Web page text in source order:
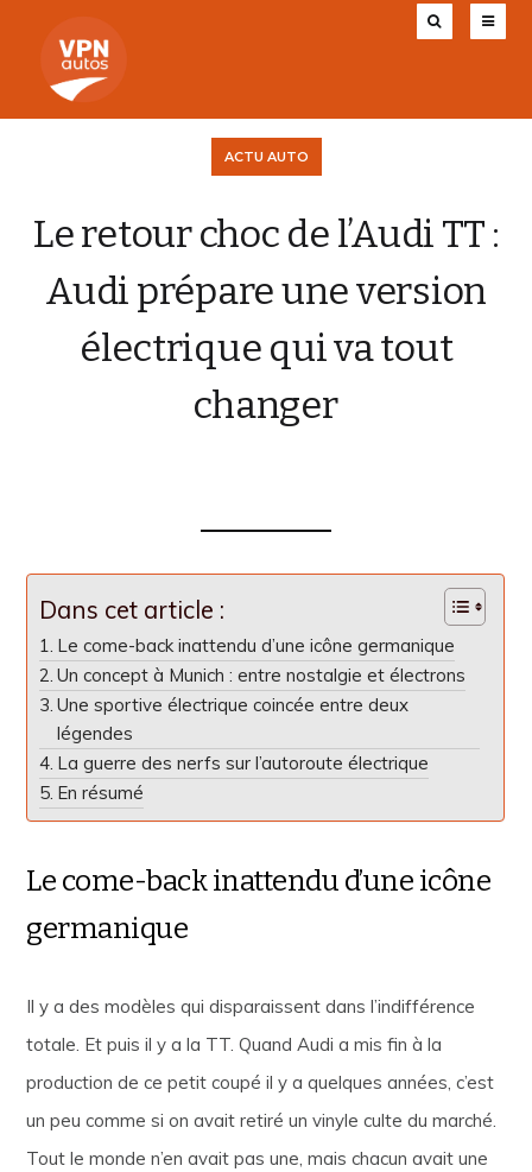
ACTU AUTO
Le retour choc de l’Audi TT :
Audi prépare une version
électrique qui va tout
changer
Dans cet article :
Le come-back inattendu d’une icône germanique
Un concept à Munich : entre nostalgie et électrons
Une sportive électrique coincée entre deux
légendes
La guerre des nerfs sur l’autoroute électrique
En résumé
Le come-back inattendu d’une icône
germanique
Il y a des modèles qui disparaissent dans l’indifférence
totale. Et puis il y a la TT. Quand Audi a mis fin à la
production de ce petit coupé il y a quelques années, c’est
un peu comme si on avait retiré un vinyle culte du marché.
Tout le monde n’en avait pas une, mais chacun avait une